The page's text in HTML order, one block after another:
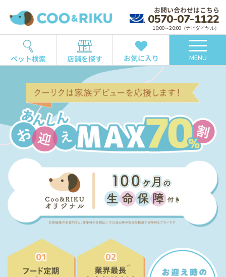
お問い合わせはこちら
0570-07-1122
10:00～20:00（ナビダイヤル）
ペット検索 店舗を探す お気に入り MENU